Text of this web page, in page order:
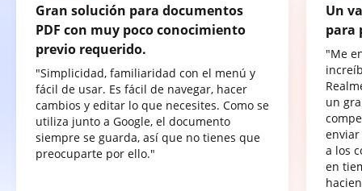
Gran solución para documentos
PDF con muy poco conocimiento
previo requerido.
"Simplicidad, familiaridad con el menú y
fácil de usar. Es fácil de navegar, hacer
cambios y editar lo que necesites. Como se
utiliza junto a Google, el documento
siempre se guarda, así que no tienes que
preocuparte por ello."
Un
para
"Me
un
a los
en